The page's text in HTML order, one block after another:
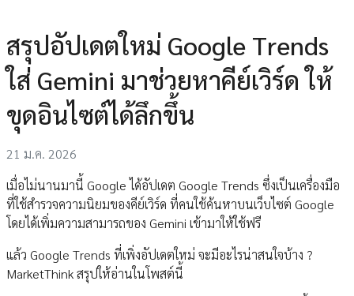
สรุปอัปเดตใหม่ Google Trends
ใส่ Gemini มาช่วยหาคีย์เวิร์ด ให้
ขุดอินไซต์ได้ลึกขึ้น
21 ม.ค. 2026
เมื่อไม่นานมานี้ Google ได้อัปเดต Google Trends ซึ่งเป็นเครื่องมือ
ที่ใช้สำรวจความนิยมของคีย์เวิร์ด ที่คนใช้ค้นหาบนเว็บไซต์ Google
โดยได้เพิ่มความสามารถของ Gemini เข้ามาให้ใช้ฟรี
แล้ว Google Trends ที่เพิ่งอัปเดตใหม่ จะมีอะไรน่าสนใจบ้าง ?
MarketThink สรุปให้อ่านในโพสต์นี้